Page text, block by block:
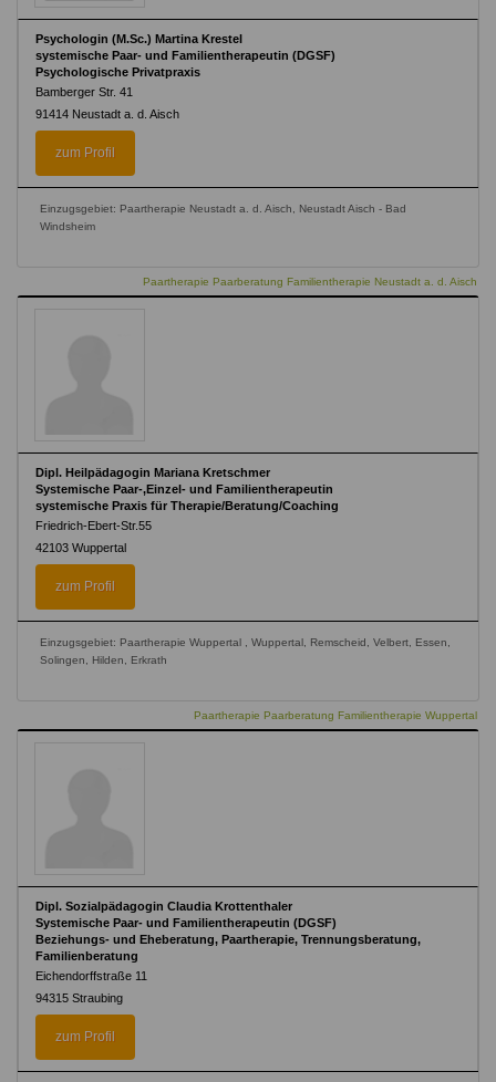
Psychologin (M.Sc.) Martina Krestel
systemische Paar- und Familientherapeutin (DGSF)
Psychologische Privatpraxis
Bamberger Str. 41
91414 Neustadt a. d. Aisch
zum Profil
Einzugsgebiet: Paartherapie Neustadt a. d. Aisch, Neustadt Aisch - Bad
Windsheim
Paartherapie Paarberatung Familientherapie Neustadt a. d. Aisch
Dipl. Heilpädagogin Mariana Kretschmer
Systemische Paar-,Einzel- und Familientherapeutin
systemische Praxis für Therapie/Beratung/Coaching
Friedrich-Ebert-Str.55
42103 Wuppertal
zum Profil
Einzugsgebiet: Paartherapie Wuppertal , Wuppertal, Remscheid, Velbert, Essen,
Solingen, Hilden, Erkrath
Paartherapie Paarberatung Familientherapie Wuppertal
Dipl. Sozialpädagogin Claudia Krottenthaler
Systemische Paar- und Familientherapeutin (DGSF)
Beziehungs- und Eheberatung, Paartherapie, Trennungsberatung,
Familienberatung
Eichendorffstraße 11
94315 Straubing
zum Profil